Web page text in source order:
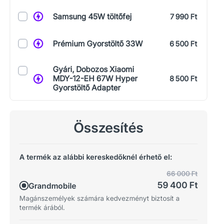
Samsung 45W töltőfej 7 990 Ft
Prémium Gyorstöltő 33W 6 500 Ft
Gyári, Dobozos Xiaomi
MDY-12-EH 67W Hyper
Gyorstöltő Adapter
8 500 Ft
Összesítés
A termék az alábbi kereskedőknél érhető el:
Grandmobile
66 000 Ft
59 400 Ft
Magánszemélyek számára kedvezményt biztosít a
termék árából.